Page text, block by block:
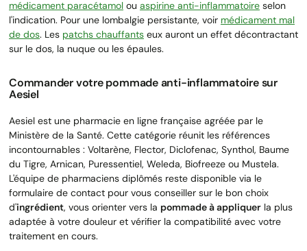
médicament paracétamol ou aspirine anti-inflammatoire selon
l'indication. Pour une lombalgie persistante, voir médicament mal
de dos. Les patchs chauffants eux auront un effet décontractant
sur le dos, la nuque ou les épaules.
Commander votre pommade anti-inflammatoire sur
Aesiel
Aesiel est une pharmacie en ligne française agréée par le
Ministère de la Santé. Cette catégorie réunit les références
incontournables : Voltarène, Flector, Diclofenac, Synthol, Baume
du Tigre, Arnican, Puressentiel, Weleda, Biofreeze ou Mustela.
L'équipe de pharmaciens diplômés reste disponible via le
formulaire de contact pour vous conseiller sur le bon choix
d'ingrédient, vous orienter vers la pommade à appliquer la plus
adaptée à votre douleur et vérifier la compatibilité avec votre
traitement en cours.